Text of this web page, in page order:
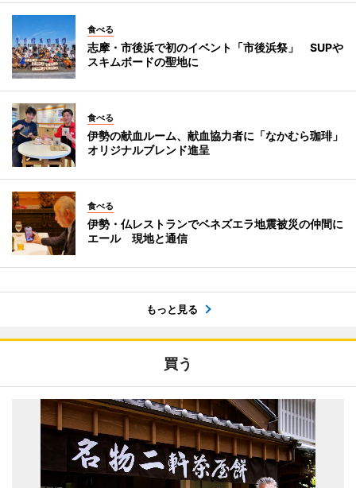
食べる
志摩・市後浜で初のイベント「市後浜祭」 SUPや
スキムボードの聖地に
食べる
伊勢の献血ルーム、献血協力者に「なかむら珈琲」
オリジナルブレンド進呈
食べる
伊勢・仏レストランでベネズエラ地震被災の仲間に
エール 現地と通信
もっと見る
買う